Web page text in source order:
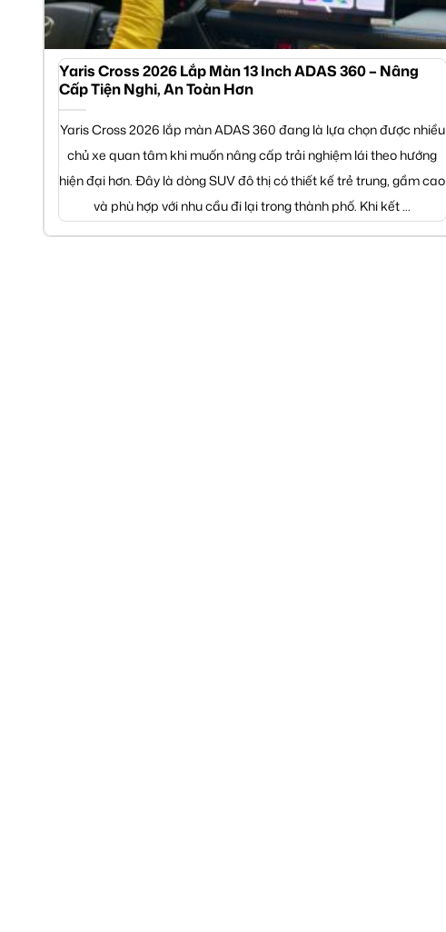
Yaris Cross 2026 Lắp Màn 13 Inch ADAS 360 – Nâng
Cấp Tiện Nghi, An Toàn Hơn
Yaris Cross 2026 lắp màn ADAS 360 đang là lựa chọn được nhiều
chủ xe quan tâm khi muốn nâng cấp trải nghiệm lái theo hướng
hiện đại hơn. Đây là dòng SUV đô thị có thiết kế trẻ trung, gầm cao
và phù hợp với nhu cầu đi lại trong thành phố. Khi kết ...